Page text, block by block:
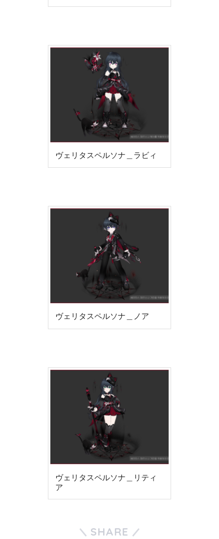
ヴェリタスペルソナ＿ラビィ
ヴェリタスペルソナ＿ノア
ヴェリタスペルソナ＿リティ
ア
SHARE